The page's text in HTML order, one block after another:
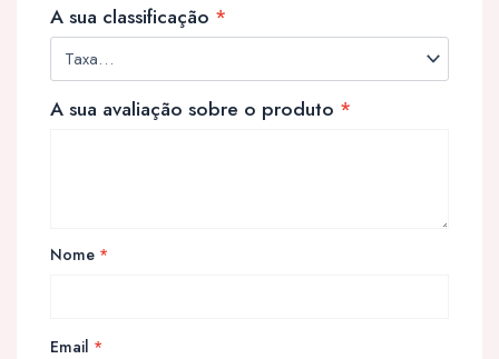
A sua classificação *
A sua avaliação sobre o produto *
Nome *
Email *